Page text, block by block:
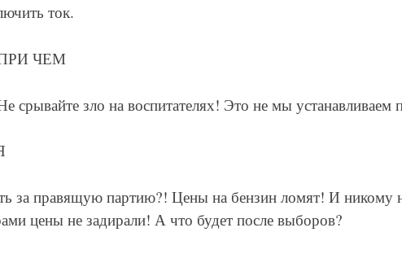
ток.
ЧЕМ
срывайте зло на воспитателях! Это не мы устанавливаем
за правящую партию?! Цены на бензин ломят! И никому
цены не задирали! А что будет после выборов?